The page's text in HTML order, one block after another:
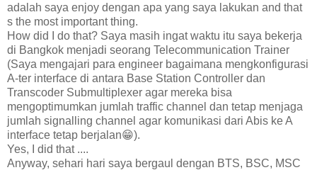
adalah saya enjoy dengan apa yang saya lakukan and that
s the most important thing.
How did I do that? Saya masih ingat waktu itu saya bekerja
di Bangkok menjadi seorang Telecommunication Trainer
(Saya mengajari para engineer bagaimana mengkonfigurasi
A-ter interface di antara Base Station Controller dan
Transcoder Submultiplexer agar mereka bisa
mengoptimumkan jumlah traffic channel dan tetap menjaga
jumlah signalling channel agar komunikasi dari Abis ke A
interface tetap berjalan😁).
Yes, I did that ....
Anyway, sehari hari saya bergaul dengan BTS, BSC, MSC